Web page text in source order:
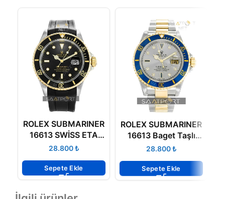
ROLEX SUBMARINER
16613 SWİSS ETA
SAAT 3135
₺
Sepete Ekle
ROLEX SUBMARINER
16613 Baget Taşlı
Swiss Eta₺
Sepete Ekle